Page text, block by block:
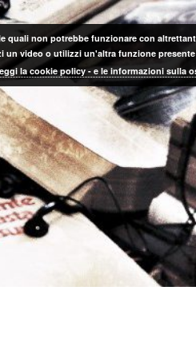
non potrebbe funzionare con
video o utilizzi un'altra funzione
la cookie policy - e le informazioni sulla